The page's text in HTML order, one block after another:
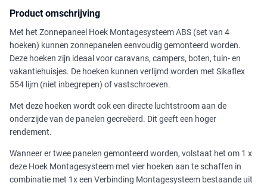
Product omschrijving
Met het Zonnepaneel Hoek Montagesysteem ABS (set van 4
hoeken) kunnen zonnepanelen eenvoudig gemonteerd worden.
Deze hoeken zijn ideaal voor caravans, campers, boten, tuin- en
vakantiehuisjes. De hoeken kunnen verlijmd worden met Sikaflex
554 lijm (niet inbegrepen) of vastschroeven.
Met deze hoeken wordt ook een directe luchtstroom aan de
onderzijde van de panelen gecreëerd. Dit geeft een hoger
rendement.
Wanneer er twee panelen gemonteerd worden, volstaat het om 1 x
deze Hoek Montagesysteem met vier hoeken aan te schaffen in
combinatie met 1x een Verbinding Montagesysteem bestaande uit